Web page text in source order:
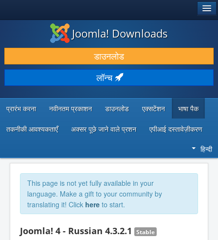
डाउनलोड करें और बढ़ाएं
खोजें और जानें
सामुदायिक समर्थन
डेवलपर संसाधन
Joomla! Downloads
डाउनलोड
लॉन्च
प्रारंभ करना नवीनतम प्रकाशन डाउनलोड एक्सटेंशन भाषा पैक
तकनीकी आवश्यकताएँ अक्सर पूछे जाने वाले प्रशन एपीआई दस्तावेज़ीकरण
हिन्दी
This page is not yet fully available in your
language. Make a gift to your community by
translating it! Click here to start.
Joomla! 4 - Russian 4.3.2.1 Stable